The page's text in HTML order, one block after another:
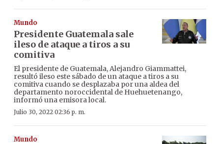
Mundo
Presidente Guatemala sale
ileso de ataque a tiros a su
comitiva
El presidente de Guatemala, Alejandro Giammattei,
resultó ileso este sábado de un ataque a tiros a su
comitiva cuando se desplazaba por una aldea del
departamento noroccidental de Huehuetenango,
informó una emisora local.
Julio 30, 2022 02:36 p. m.
Mundo